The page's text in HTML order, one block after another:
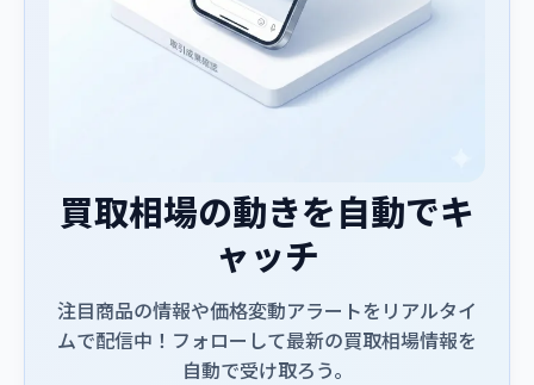
買取相場の動きを自動でキ
ャッチ
注目商品の情報や価格変動アラートをリアルタイ
ムで配信中！フォローして最新の買取相場情報を
自動で受け取ろう。